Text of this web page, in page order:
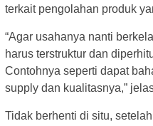
terkait pengolahan produk
“Agar usahanya nanti
harus terstruktur dan
Contohnya seperti dapat
supply dan kualitasnya,”
Tidak berhenti di situ,